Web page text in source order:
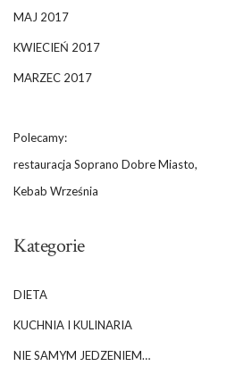
MAJ 2017
KWIECIEŃ 2017
MARZEC 2017
Polecamy:
restauracja Soprano Dobre Miasto,
Kebab Września
Kategorie
DIETA
KUCHNIA I KULINARIA
NIE SAMYM JEDZENIEM…